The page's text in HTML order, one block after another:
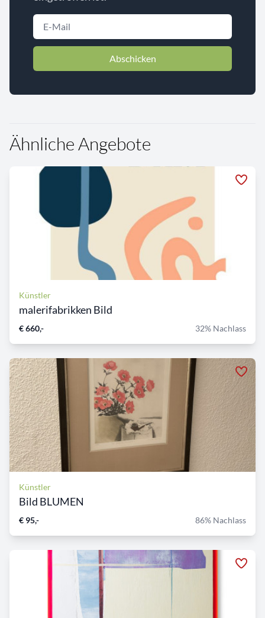
Abschicken
Ähnliche Angebote
Künstler
malerifabrikken Bild
€ 660,- 32% Nachlass
Künstler
Bild BLUMEN
€ 95,- 86% Nachlass